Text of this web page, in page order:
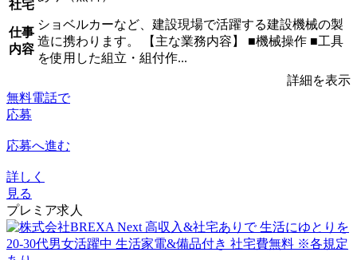
社宅
仕事
内容
ショベルカーなど、建設現場で活躍する建設機械の製
造に携わります。 【主な業務内容】 ■機械操作 ■工具
を使用した組立・組付作...
詳細を表示
無料電話で
応募
応募へ進む
詳しく
見る
プレミア求人